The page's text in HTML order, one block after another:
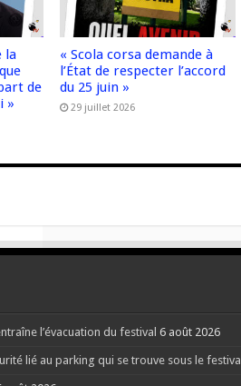
la
de
»
« Scola corsa demande à
l’État de respecter l’accord
du 25 juin »
29 juillet 2026
l’évacuation du festival 6 août 2026
lié au parking qui se trouve sous le festival